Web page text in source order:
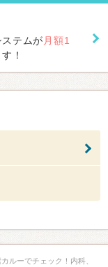
テムが 月額1
！
ルーでチェック！内科、